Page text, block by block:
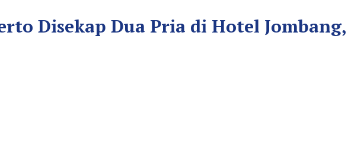
Disekap Dua Pria di Hotel